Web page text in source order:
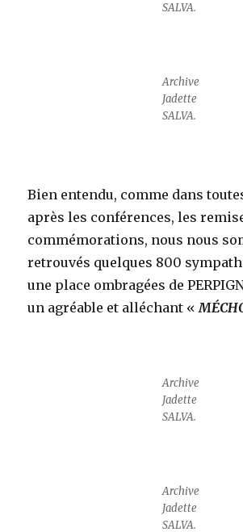
SALVA.
Archive
Jadette
SALVA.
Bien entendu, comme dans
après les conférences, les
commémorations, nous nous
retrouvés quelques 800
une place ombragées de
un agréable et alléchant «
Archive
Jadette
SALVA.
Archive
Jadette
SALVA.